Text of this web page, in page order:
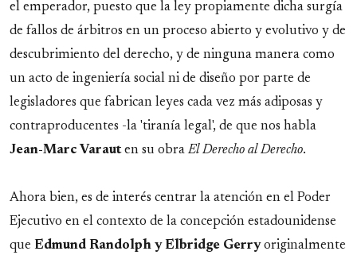
el emperador, puesto que la ley propiamente dicha surgía
de fallos de árbitros en un proceso abierto y evolutivo y de
descubrimiento del derecho, y de ninguna manera como
un acto de ingeniería social ni de diseño por parte de
legisladores que fabrican leyes cada vez más adiposas y
contraproducentes -la 'tiranía legal', de que nos habla
Jean-Marc Varauten su obra El Derecho al Derecho.
Ahora bien, es de interés centrar la atención en el Poder
Ejecutivo en el contexto de la concepción estadounidense
que Edmund Randolph y Elbridge Gerryoriginalmente